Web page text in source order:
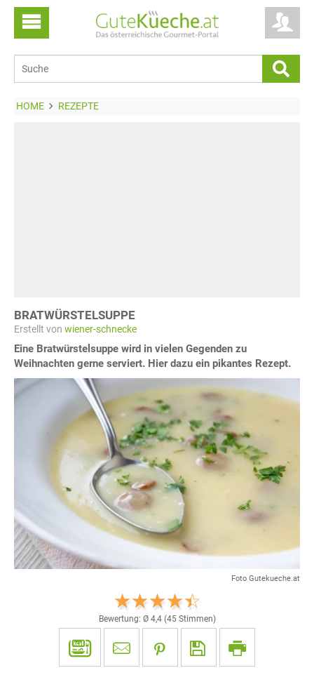
HOME REZEPTE
BRATWÜRSTELSUPPE
Erstellt von wiener-schnecke
Eine Bratwürstelsuppe wird in vielen Gegenden zu
Weihnachten gerne serviert. Hier dazu ein pikantes Rezept.
Foto Gutekueche.at
Bewertung: Ø 4,4(45Stimmen)